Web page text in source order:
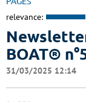
relevance:
BOAT®
31/03/2025 12:14